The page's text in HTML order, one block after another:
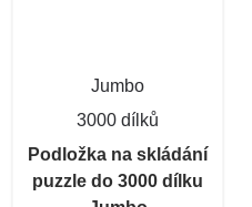
Jumbo
3000 dílků
Podložka na skládání
puzzle do 3000 dílku